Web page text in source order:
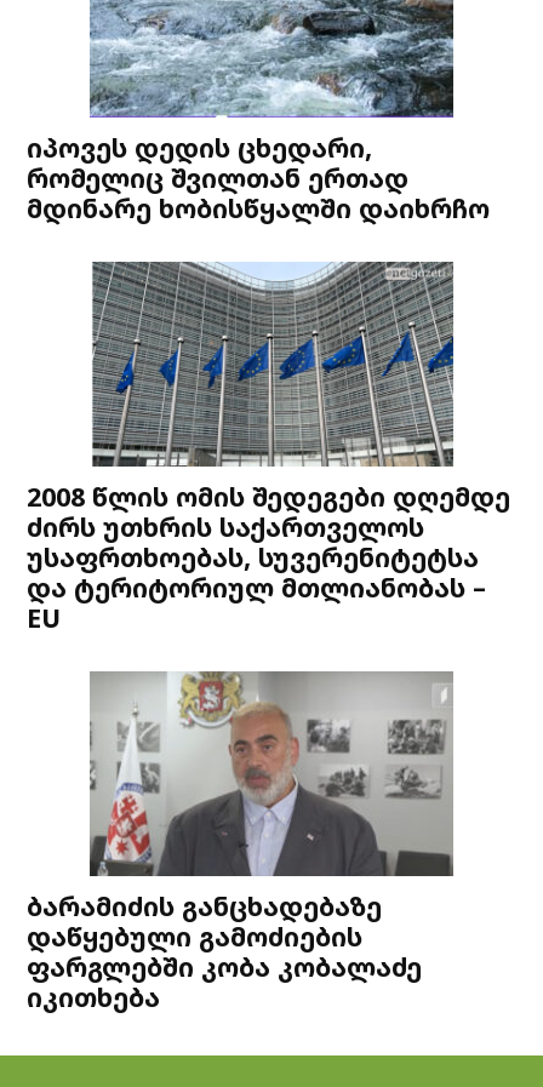
იპოვეს დედის ცხედარი,
რომელიც შვილთან ერთად
მდინარე ხობისწყალში დაიხრჩო
2008 წლის ომის შედეგები დღემდე
ძირს უთხრის საქართველოს
უსაფრთხოებას, სუვერენიტეტსა
და ტერიტორიულ მთლიანობას –
EU
ბარამიძის განცხადებაზე
დაწყებული გამოძიების
ფარგლებში კობა კობალაძე
იკითხება